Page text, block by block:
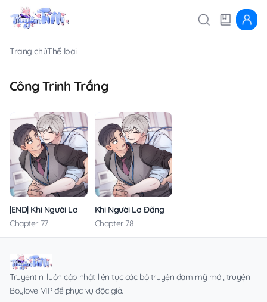
Trang chủThể loại
Công Trinh Trắng
|END| Khi Người Lơ Đãng
Chapter 77
Khi Người Lơ Đãng
Chapter 78
Truyentini luôn cập nhật liên tục các bộ truyện đam mỹ mới, truyện
Boylove VIP để phục vụ độc giả.